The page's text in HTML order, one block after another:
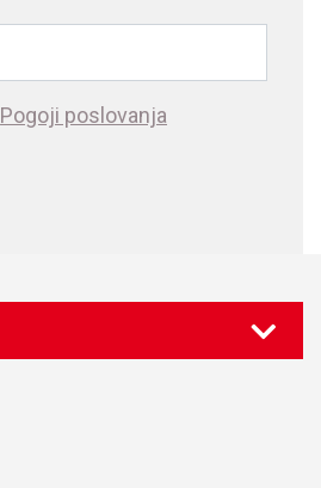
Pogoji poslovanja